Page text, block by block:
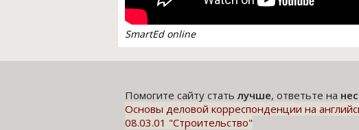
SmartEd online
Помогите сайту статьлучше, ответьте на
Основы деловой корреспонденции на
08.03.01 "Строительство"